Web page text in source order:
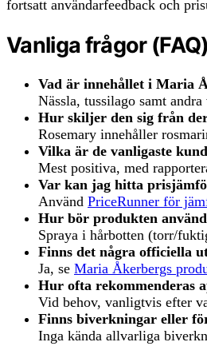
fortsatt användarfeedback och
Vanliga frågor (FAQ)
Vad är innehållet i Maria
Nässla, tussilago samt
Hur skiljer den sig från
Rosemary innehåller
Vilka är de vanligaste
Mest positiva, med
Var kan jag hitta
Använd PriceRunner för
Hur bör produkten
Spraya i hårbotten (torr/
Finns det några officiella
Ja, se Maria Åkerbergs
Hur ofta rekommenderas
Vid behov, vanligtvis efter
Finns biverkningar eller
Inga kända allvarliga